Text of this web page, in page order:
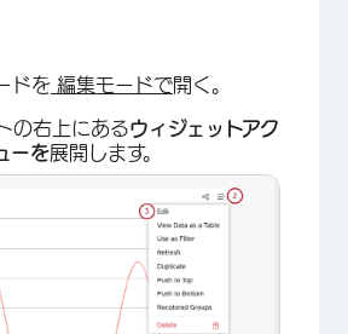
ドを 編集モードで開く。
の右上にあるウィジェットアク
ーを展開します。